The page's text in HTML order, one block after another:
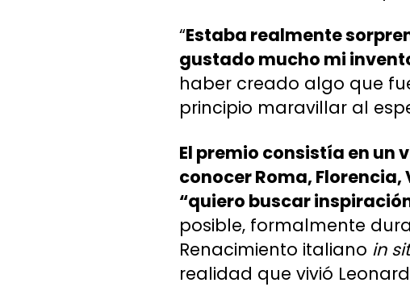
“Estaba realmente
gustado mucho mi
haber creado algo que
principio maravillar al
El premio consistía en un
conocer Roma,
“quiero buscar
posible, formalmente
Renacimiento italiano in
realidad que vivió